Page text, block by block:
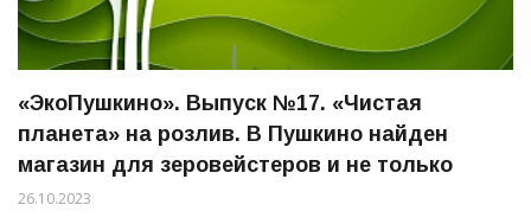
«ЭкоПушкино». Выпуск №17. «Чистая
планета» на розлив. В Пушкино найден
магазин для зеровейстеров и не только
26.10.2023